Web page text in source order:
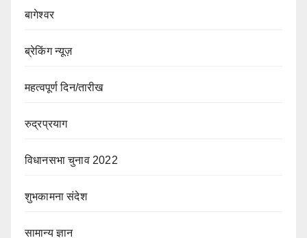
बागेश्वर
ब्रेकिंग न्यूज़
महत्वपूर्ण दिन/तारीख
रुद्रप्रयाग
विधानसभा चुनाव 2022
शुभकामना संदेश
सामान्य ज्ञान